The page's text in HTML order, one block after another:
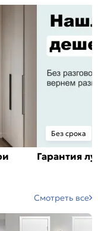
Без срока
Гарантия
Смотреть все